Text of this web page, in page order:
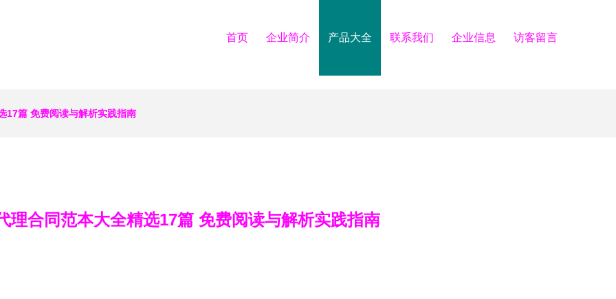
首页 企业简介 产品大全 联系我们 企业信息 访客留言
17篇 免费阅读与解析实践指南
理合同范本大全精选17篇 免费阅读与解析实践指南